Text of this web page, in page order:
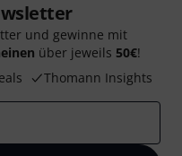
und gewinne mit
über jeweils 50€!
Thomann Insights